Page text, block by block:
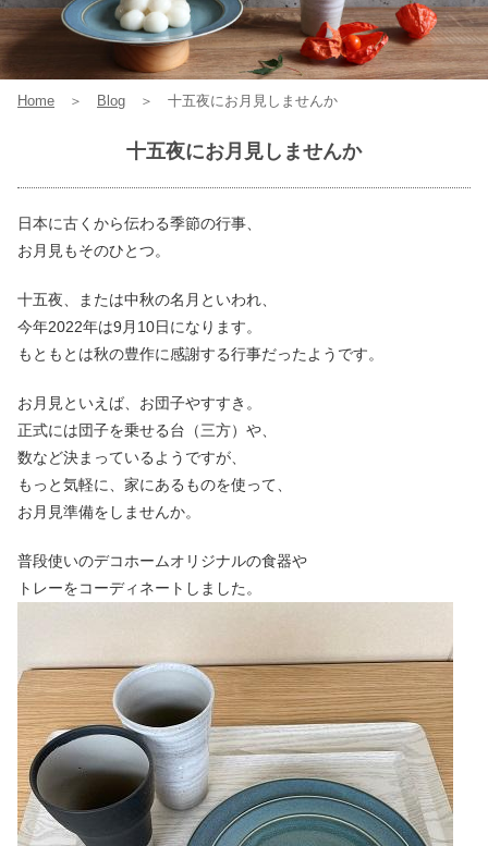
Home ＞ Blog ＞ 十五夜にお月見しませんか
十五夜にお月見しませんか
日本に古くから伝わる季節の行事、
お月見もそのひとつ。
十五夜、または中秋の名月といわれ、
今年2022年は9月10日になります。
もともとは秋の豊作に感謝する行事だったようです。
お月見といえば、お団子やすすき。
正式には団子を乗せる台（三方）や、
数など決まっているようですが、
もっと気軽に、家にあるものを使って、
お月見準備をしませんか。
普段使いのデコホームオリジナルの食器や
トレーをコーディネートしました。